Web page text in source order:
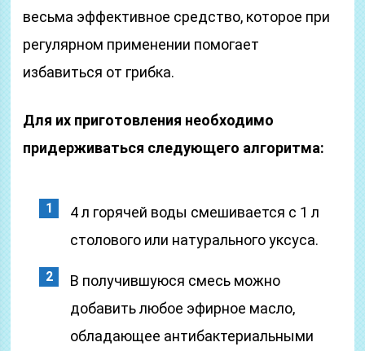
весьма эффективное средство, которое при
регулярном применении помогает
избавиться от грибка.
Для их приготовления необходимо
придерживаться следующего алгоритма:
4 л горячей воды смешивается с 1 л
столового или натурального уксуса.
В получившуюся смесь можно
добавить любое эфирное масло,
обладающее антибактериальными